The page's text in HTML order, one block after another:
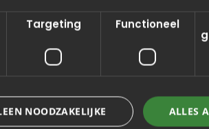
zien
van
zodat
Targeting Functioneel
ALLES
NOODZAKELIJKE